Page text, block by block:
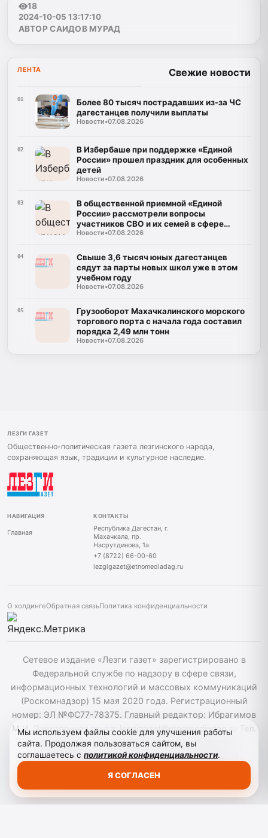
18
2024-10-05 13:17:10
АВТОР САИДОВ МУРАД
ЛЕНТА Свежие новости
01
Более 80 тысяч пострадавших из-за ЧС
дагестанцев получили выплаты
Новости•07.08.2026
02
В Избербаше при поддержке «Единой
России» прошел праздник для особенных
детей
Новости•07.08.2026
03
В общественной приемной «Единой
России» рассмотрели вопросы
участников СВО и их семей в сфере
образования
Новости•07.08.2026
04
Свыше 3,6 тысяч юных дагестанцев
сядут за парты новых школ уже в этом
учебном году
Новости•07.08.2026
05
Грузооборот Махачкалинского морского
торгового порта с начала года составил
порядка 2,49 млн тонн
Новости•07.08.2026
ЛЕЗГИ ГАЗЕТ
Общественно-политическая газета лезгинского народа,
сохраняющая язык, традиции и культурное наследие.
НАВИГАЦИЯ
Главная
КОНТАКТЫ
Республика Дагестан, г.
Махачкала, пр.
Насрутдинова, 1а
+7 (8722) 66-00-60
lezgigazet@etnomediadag.ru
О холдингеОбратная связьПолитика конфиденциальности
Сетевое издание «Лезги газет» зарегистрировано в
Федеральной службе по надзору в сфере связи,
информационных технологий и массовых коммуникаций
(Роскомнадзор) 15 мая 2020 года. Регистрационный
номер: ЭЛ №ФС77-78375. Главный редактор: Ибрагимов
М.И. Электронная почта: lezgigazet@etnomediadag.ru Тел.
гл. редактора: +7 (8722) 66-00-60 Учредитель:
ГОСУДАРСТВЕННОЕ БЮДЖЕТНОЕ УЧРЕЖДЕНИЕ
Мы используем файлы cookie для улучшения работы
сайта. Продолжая пользоваться сайтом, вы
соглашаетесь с политикой конфиденциальности.
Я СОГЛАСЕН